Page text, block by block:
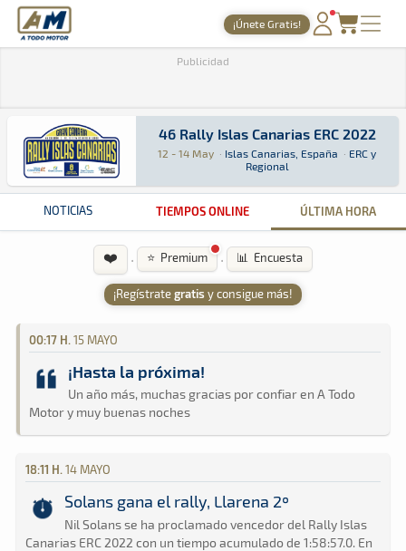
A Todo Motor · Revista del motor desde 1999
¡Únete Gratis!
NOTICIAS
GALERÍAS
ARCHIVO
Publicidad
46 Rally Islas Canarias ERC 2022
46 Rally Islas Canarias ERC 2022
12 - 14 May · Islas Canarias, España · ERC y
Regional
ERC · 46 Rally Islas Canarias ERC 2022 ·
Islas Canarias, EspañaIslas Canarias, España
NOTICIAS TIEMPOS ONLINE ÚLTIMA HORA
❤️ · ⭐ Premium · 📊 Encuesta
¡Regístrategratis y consigue más!
00:17 H. 15 MAYO
¡Hasta la próxima!
Un año más, muchas gracias por confiar en A Todo
Motor y muy buenas noches
18:11 H. 14 MAYO
Solans gana el rally, Llarena 2º
Nil Solans se ha proclamado vencedor del Rally Islas
Canarias ERC 2022 con un tiempo acumulado de 1:58:57.0. En